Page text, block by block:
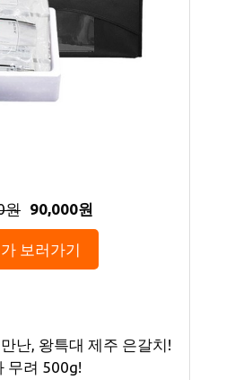
원 90,000원
보러가기
난, 왕특대 제주 은갈치!
무려 500g!